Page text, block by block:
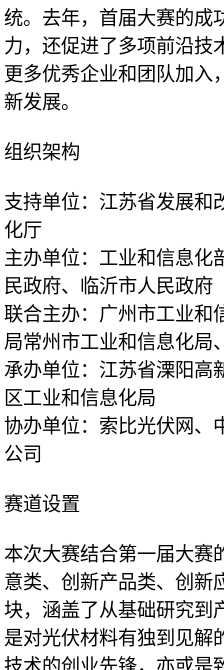
统。去年，首届大赛的成
力，还促进了多项前沿技
更多优秀企业和团队加入
新发展。
组织架构
支持单位：江苏省发展和
化厅
主办单位：工业和信息化
民政府、临沂市人民政府
联合主办：广州市工业和
局常州市工业和信息化局
承办单位：江苏省溧阳高
区工业和信息化局
协办单位：索比光伏网、
公司
赛道设置
本次大赛结合第一届大赛
意类、创新产品类、创新
块，涵盖了从基础研究到
是对光伏材料有独到见解